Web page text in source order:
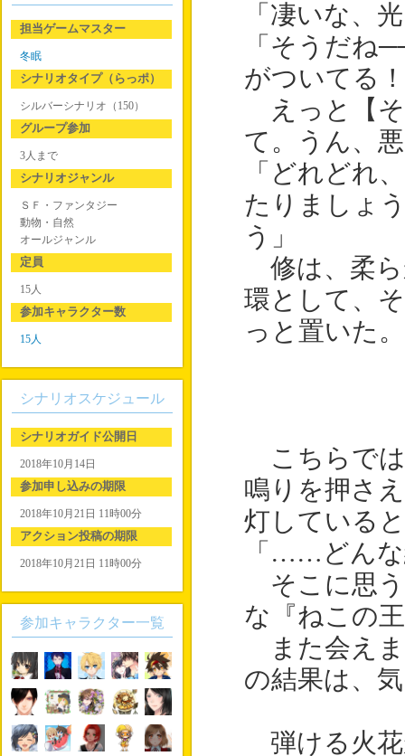
「凄いな、
「そうだね
がついてる
えっと【
て。うん、
「どれどれ
たりましょ
う」
修は、柔ら
環として、
っと置いた。
こちらで
鳴りを押さ
灯している
「……どん
そこに思う
な『ねこの
また会えま
の結果は、
弾ける火花
担当ゲームマスター
冬眠
シナリオタイプ（らっポ）
シルバーシナリオ（150）
グループ参加
3人まで
シナリオジャンル
ＳＦ・ファンタジー
動物・自然
オールジャンル
定員
15人
参加キャラクター数
15人
シナリオスケジュール
シナリオガイド公開日
2018年10月14日
参加申し込みの期限
2018年10月21日 11時00分
アクション投稿の期限
2018年10月21日 11時00分
参加キャラクター一覧